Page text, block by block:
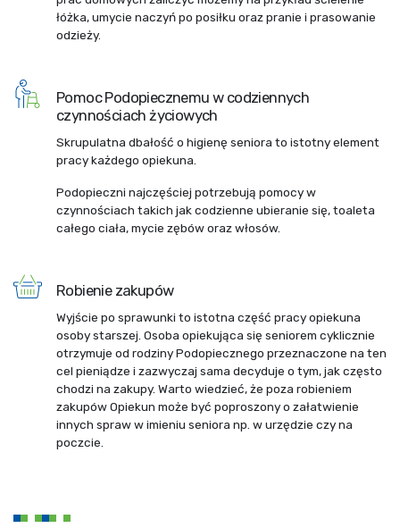
łóżka, umycie naczyń po posiłku oraz pranie i prasowanie
odzieży.
Pomoc Podopiecznemu w codziennych
czynnościach życiowych
Skrupulatna dbałość o higienę seniora to istotny element
pracy każdego opiekuna.
Podopieczni najczęściej potrzebują pomocy w
czynnościach takich jak codzienne ubieranie się, toaleta
całego ciała, mycie zębów oraz włosów.
Robienie zakupów
Wyjście po sprawunki to istotna część pracy opiekuna
osoby starszej. Osoba opiekująca się seniorem cyklicznie
otrzymuje od rodziny Podopiecznego przeznaczone na ten
cel pieniądze i zazwyczaj sama decyduje o tym, jak często
chodzi na zakupy. Warto wiedzieć, że poza robieniem
zakupów Opiekun może być poproszony o załatwienie
innych spraw w imieniu seniora np. w urzędzie czy na
poczcie.